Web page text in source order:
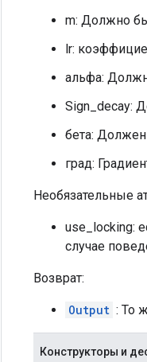
m: Должно
lr:
альфа:
Sign_decay:
бета:
град:
Необязательные
use_locking:
случае
Возврат:
Output : То
Конструкторы и